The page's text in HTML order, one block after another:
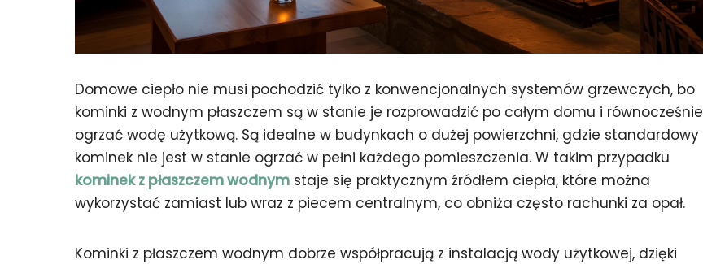
Domowe ciepło nie musi pochodzić tylko z konwencjonalnych systemów grzewczych, bo
kominki z wodnym płaszczem są w stanie je rozprowadzić po całym domu i równocześnie
ogrzać wodę użytkową. Są idealne w budynkach o dużej powierzchni, gdzie standardowy
kominek nie jest w stanie ogrzać w pełni każdego pomieszczenia. W takim przypadku
kominek z płaszczem wodnym staje się praktycznym źródłem ciepła, które można
wykorzystać zamiast lub wraz z piecem centralnym, co obniża często rachunki za opał.
Kominki z płaszczem wodnym dobrze współpracują z instalacją wody użytkowej, dzięki